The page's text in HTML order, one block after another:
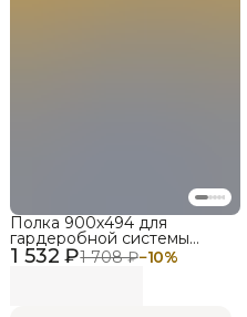
1 532 ₽1 708 ₽−10%
Полка 900х494 для
гардеробной системы
LIGROOM , белая